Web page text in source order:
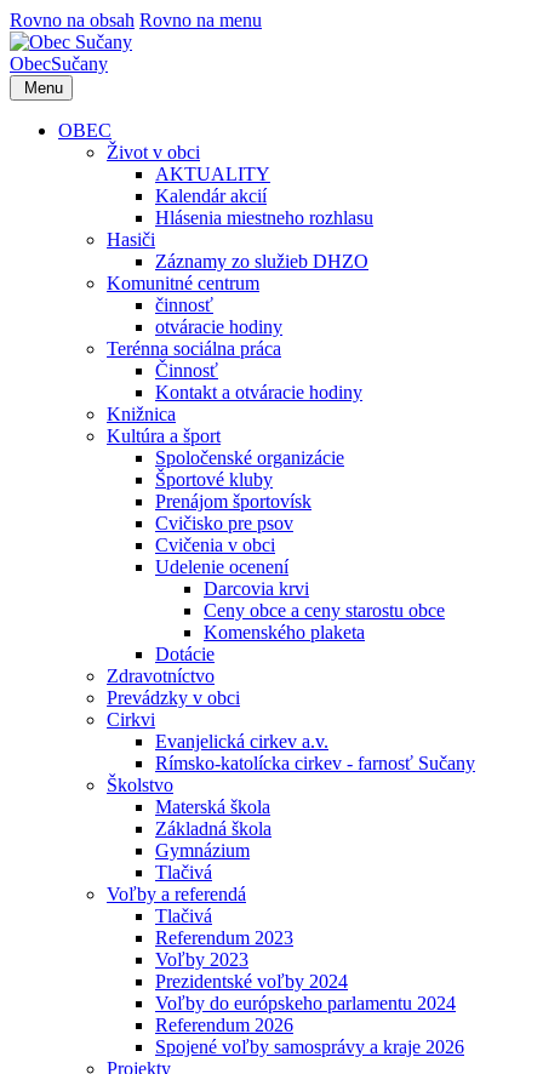
Rovno na obsah Rovno na menu
ObecSučany
Menu
OBEC
Život v obci
AKTUALITY
Kalendár akcií
Hlásenia miestneho rozhlasu
Hasiči
Záznamy zo služieb DHZO
Komunitné centrum
činnosť
otváracie hodiny
Terénna sociálna práca
Činnosť
Kontakt a otváracie hodiny
Knižnica
Kultúra a šport
Spoločenské organizácie
Športové kluby
Prenájom športovísk
Cvičisko pre psov
Cvičenia v obci
Udelenie ocenení
Darcovia krvi
Ceny obce a ceny starostu obce
Komenského plaketa
Dotácie
Zdravotníctvo
Prevádzky v obci
Cirkvi
Evanjelická cirkev a.v.
Rímsko-katolícka cirkev - farnosť Sučany
Školstvo
Materská škola
Základná škola
Gymnázium
Tlačivá
Voľby a referendá
Tlačivá
Referendum 2023
Voľby 2023
Prezidentské voľby 2024
Voľby do európskeho parlamentu 2024
Referendum 2026
Spojené voľby samosprávy a kraje 2026
Projekty